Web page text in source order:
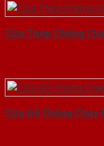
Cửa Thép Chống
Cửa Gỗ Chống Cháy